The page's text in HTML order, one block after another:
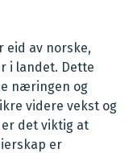
eid av norske,
i landet. Dette
næringen og
videre vekst og
det viktig at
er